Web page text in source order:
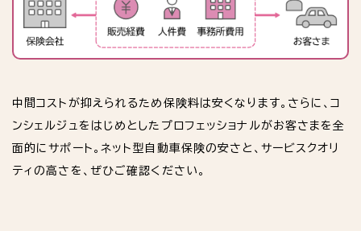
中間コストが抑えられるため保険料は安くなります。さらに、コ
ンシェルジュをはじめとしたプロフェッショナルがお客さまを全
面的にサポート。ネット型自動車保険の安さと、サービスクオリ
ティの高さを、ぜひご確認ください。